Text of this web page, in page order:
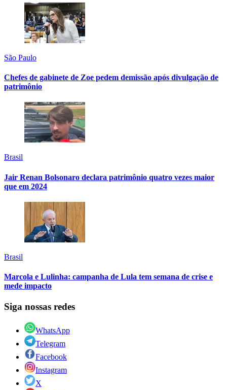
São Paulo
Chefes de gabinete de Zoe pedem demissão após divulgação de
patrimônio
Brasil
Jair Renan Bolsonaro declara patrimônio quatro vezes maior
que em 2024
Brasil
Marcola e Lulinha: campanha de Lula tem semana de crise e
mede impacto
Siga nossas redes
WhatsApp
Telegram
Facebook
Instagram
X